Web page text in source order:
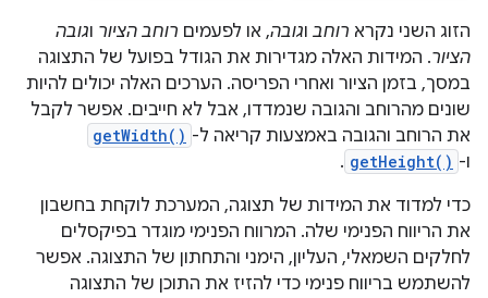
הזוג השני נקרא רוחב וגובה, או לפעמים רוחב הציור וגובה
הציור. המידות האלה מגדירות את הגודל בפועל של התצוגה
במסך, בזמן הציור ואחרי הפריסה. הערכים האלה יכולים להיות
שונים מהרוחב והגובה שנמדדו, אבל לא חייבים. אפשר לקבל
את הרוחב והגובה באמצעות קריאה ל- getWidth()
ו- getHeight()
.
כדי למדוד את המידות של תצוגה, המערכת לוקחת בחשבון
את הריווח הפנימי שלה. המרווח הפנימי מוגדר בפיקסלים
לחלקים השמאלי, העליון, הימני והתחתון של התצוגה. אפשר
להשתמש בריווח פנימי כדי להזיז את התוכן של התצוגה